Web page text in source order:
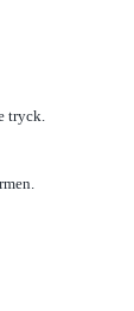
tryck.